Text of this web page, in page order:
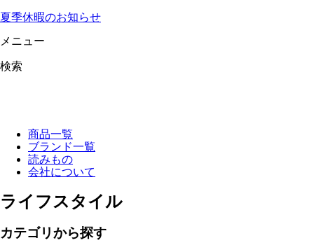
夏季休暇のお知らせ
メニュー
検索
商品一覧
ブランド一覧
読みもの
会社について
ライフスタイル
カテゴリから探す